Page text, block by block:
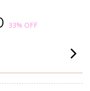
33% OFF